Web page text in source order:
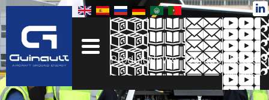
Aller
au
contenu
ProduitsNews ContactPhotos
Vidéos